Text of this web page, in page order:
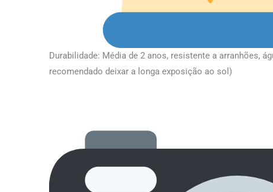
Durabilidade: Média de 2 anos, resistente a arranhões,
recomendado deixar a longa exposição ao sol)